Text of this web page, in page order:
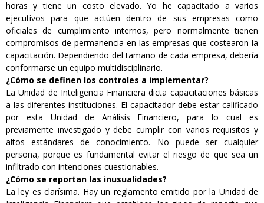
horas y tiene un costo elevado. Yo he capacitado a varios
ejecutivos para que actúen dentro de sus empresas como
oficiales de cumplimiento internos, pero normalmente tienen
compromisos de permanencia en las empresas que costearon la
capacitación. Dependiendo del tamaño de cada empresa, debería
conformarse un equipo multidisciplinario.
¿Cómo se definen los controles a implementar?
La Unidad de Inteligencia Financiera dicta capacitaciones básicas
a las diferentes instituciones. El capacitador debe estar calificado
por esta Unidad de Análisis Financiero, para lo cual es
previamente investigado y debe cumplir con varios requisitos y
altos estándares de conocimiento. No puede ser cualquier
persona, porque es fundamental evitar el riesgo de que sea un
infiltrado con intenciones cuestionables.
¿Cómo se reportan las inusualidades?
La ley es clarísima. Hay un reglamento emitido por la Unidad de